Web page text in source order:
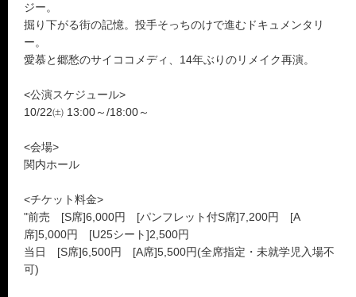
ジー。
掘り下がる街の記憶。投手そっちのけで進むドキュメンタリ
ー。
愛慕と郷愁のサイココメディ、14年ぶりのリメイク再演。
<公演スケジュール>
10/22㈯ 13:00～/18:00～
<会場>
関内ホール
<チケット料金>
"前売 [S席]6,000円 [パンフレット付S席]7,200円 [A
席]5,000円 [U25シート]2,500円
当日 [S席]6,500円 [A席]5,500円(全席指定・未就学児入場不
可)